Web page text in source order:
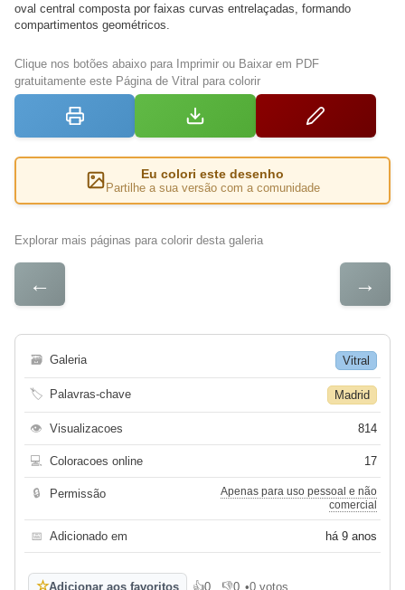
oval central composta por faixas curvas entrelaçadas, formando
compartimentos geométricos.
Clique nos botões abaixo para Imprimir ou Baixar em PDF
gratuitamente este Página de Vitral para colorir
Eu colori este desenho
Partilhe a sua versão com a comunidade
Explorar mais páginas para colorir desta galeria
← →
🗃 Galeria Vitral
🏷 Palavras-chave Madrid
👁 Visualizacoes 814
💻 Coloracoes online 17
🔒 Permissão
Apenas para uso pessoal e não
comercial
📅 Adicionado em há 9 anos
☆Adicionar aos favoritos 👍0 👎0 •0 votos